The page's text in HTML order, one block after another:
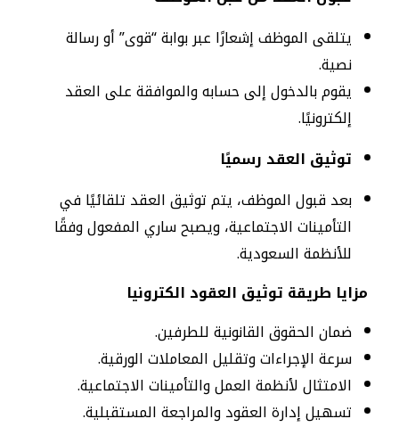
يتلقى الموظف إشعارًا عبر بوابة “قوى” أو رسالة
نصية.
يقوم بالدخول إلى حسابه والموافقة على العقد
إلكترونيًا.
توثيق العقد رسميًا
بعد قبول الموظف، يتم توثيق العقد تلقائيًا في
التأمينات الاجتماعية، ويصبح ساري المفعول وفقًا
للأنظمة السعودية.
مزايا طريقة توثيق العقود الكترونيا
ضمان الحقوق القانونية للطرفين.
سرعة الإجراءات وتقليل المعاملات الورقية.
الامتثال لأنظمة العمل والتأمينات الاجتماعية.
تسهيل إدارة العقود والمراجعة المستقبلية.